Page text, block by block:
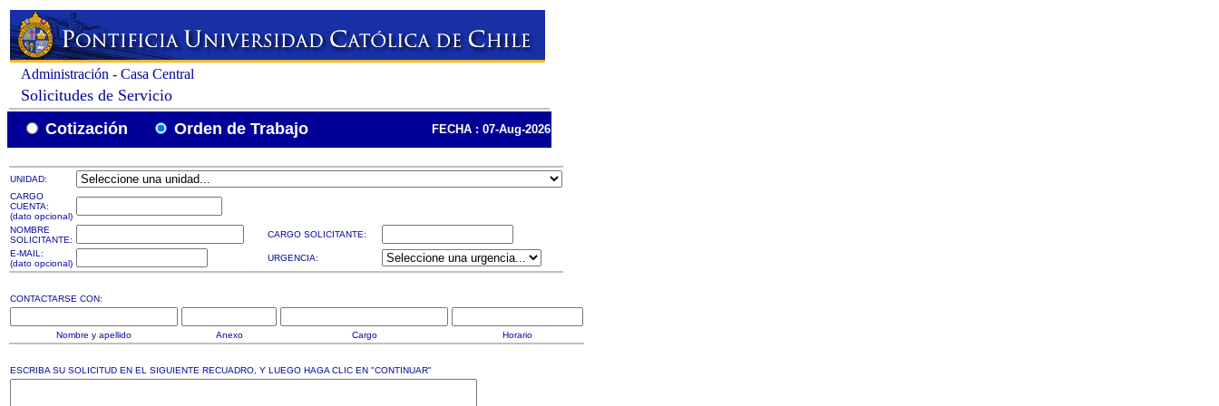
Administración - Casa Central
Solicitudes de Servicio
Cotización
Orden de Trabajo FECHA : 07-Aug-2026
UNIDAD:
CARGO
CUENTA:
(dato opcional)
NOMBRE
SOLICITANTE:
CARGO SOLICITANTE:
E-MAIL:
(dato opcional)
URGENCIA:
CONTACTARSE CON:
Nombre y apellido Anexo Cargo Horario
ESCRIBA SU SOLICITUD EN EL SIGUIENTE RECUADRO, Y LUEGO HAGA CLIC EN "CONTINUAR"